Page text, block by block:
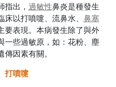
指出， 過敏性鼻炎是種發生
床以打噴嚏、流鼻水、 鼻塞
要表現。本病發生除了與外
一些過敏原，如：花粉、塵
因素有關。
打噴嚏